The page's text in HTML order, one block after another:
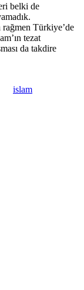
belki de
Türkiye’de
tezat
da takdire
islam